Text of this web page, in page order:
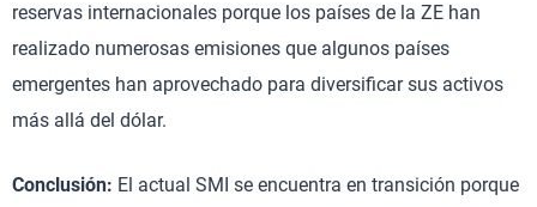
reservas internacionales porque los países de la ZE han
realizado numerosas emisiones que algunos países
emergentes han aprovechado para diversificar sus activos
más allá del dólar.
Conclusión: El actual SMI se encuentra en transición porque